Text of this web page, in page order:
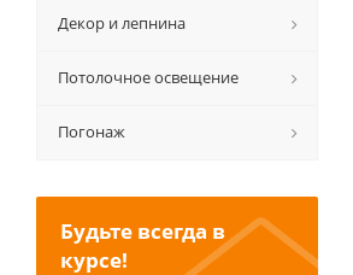
Декор и лепнина
Потолочное освещение
Погонаж
Будьте всегда в
курсе!